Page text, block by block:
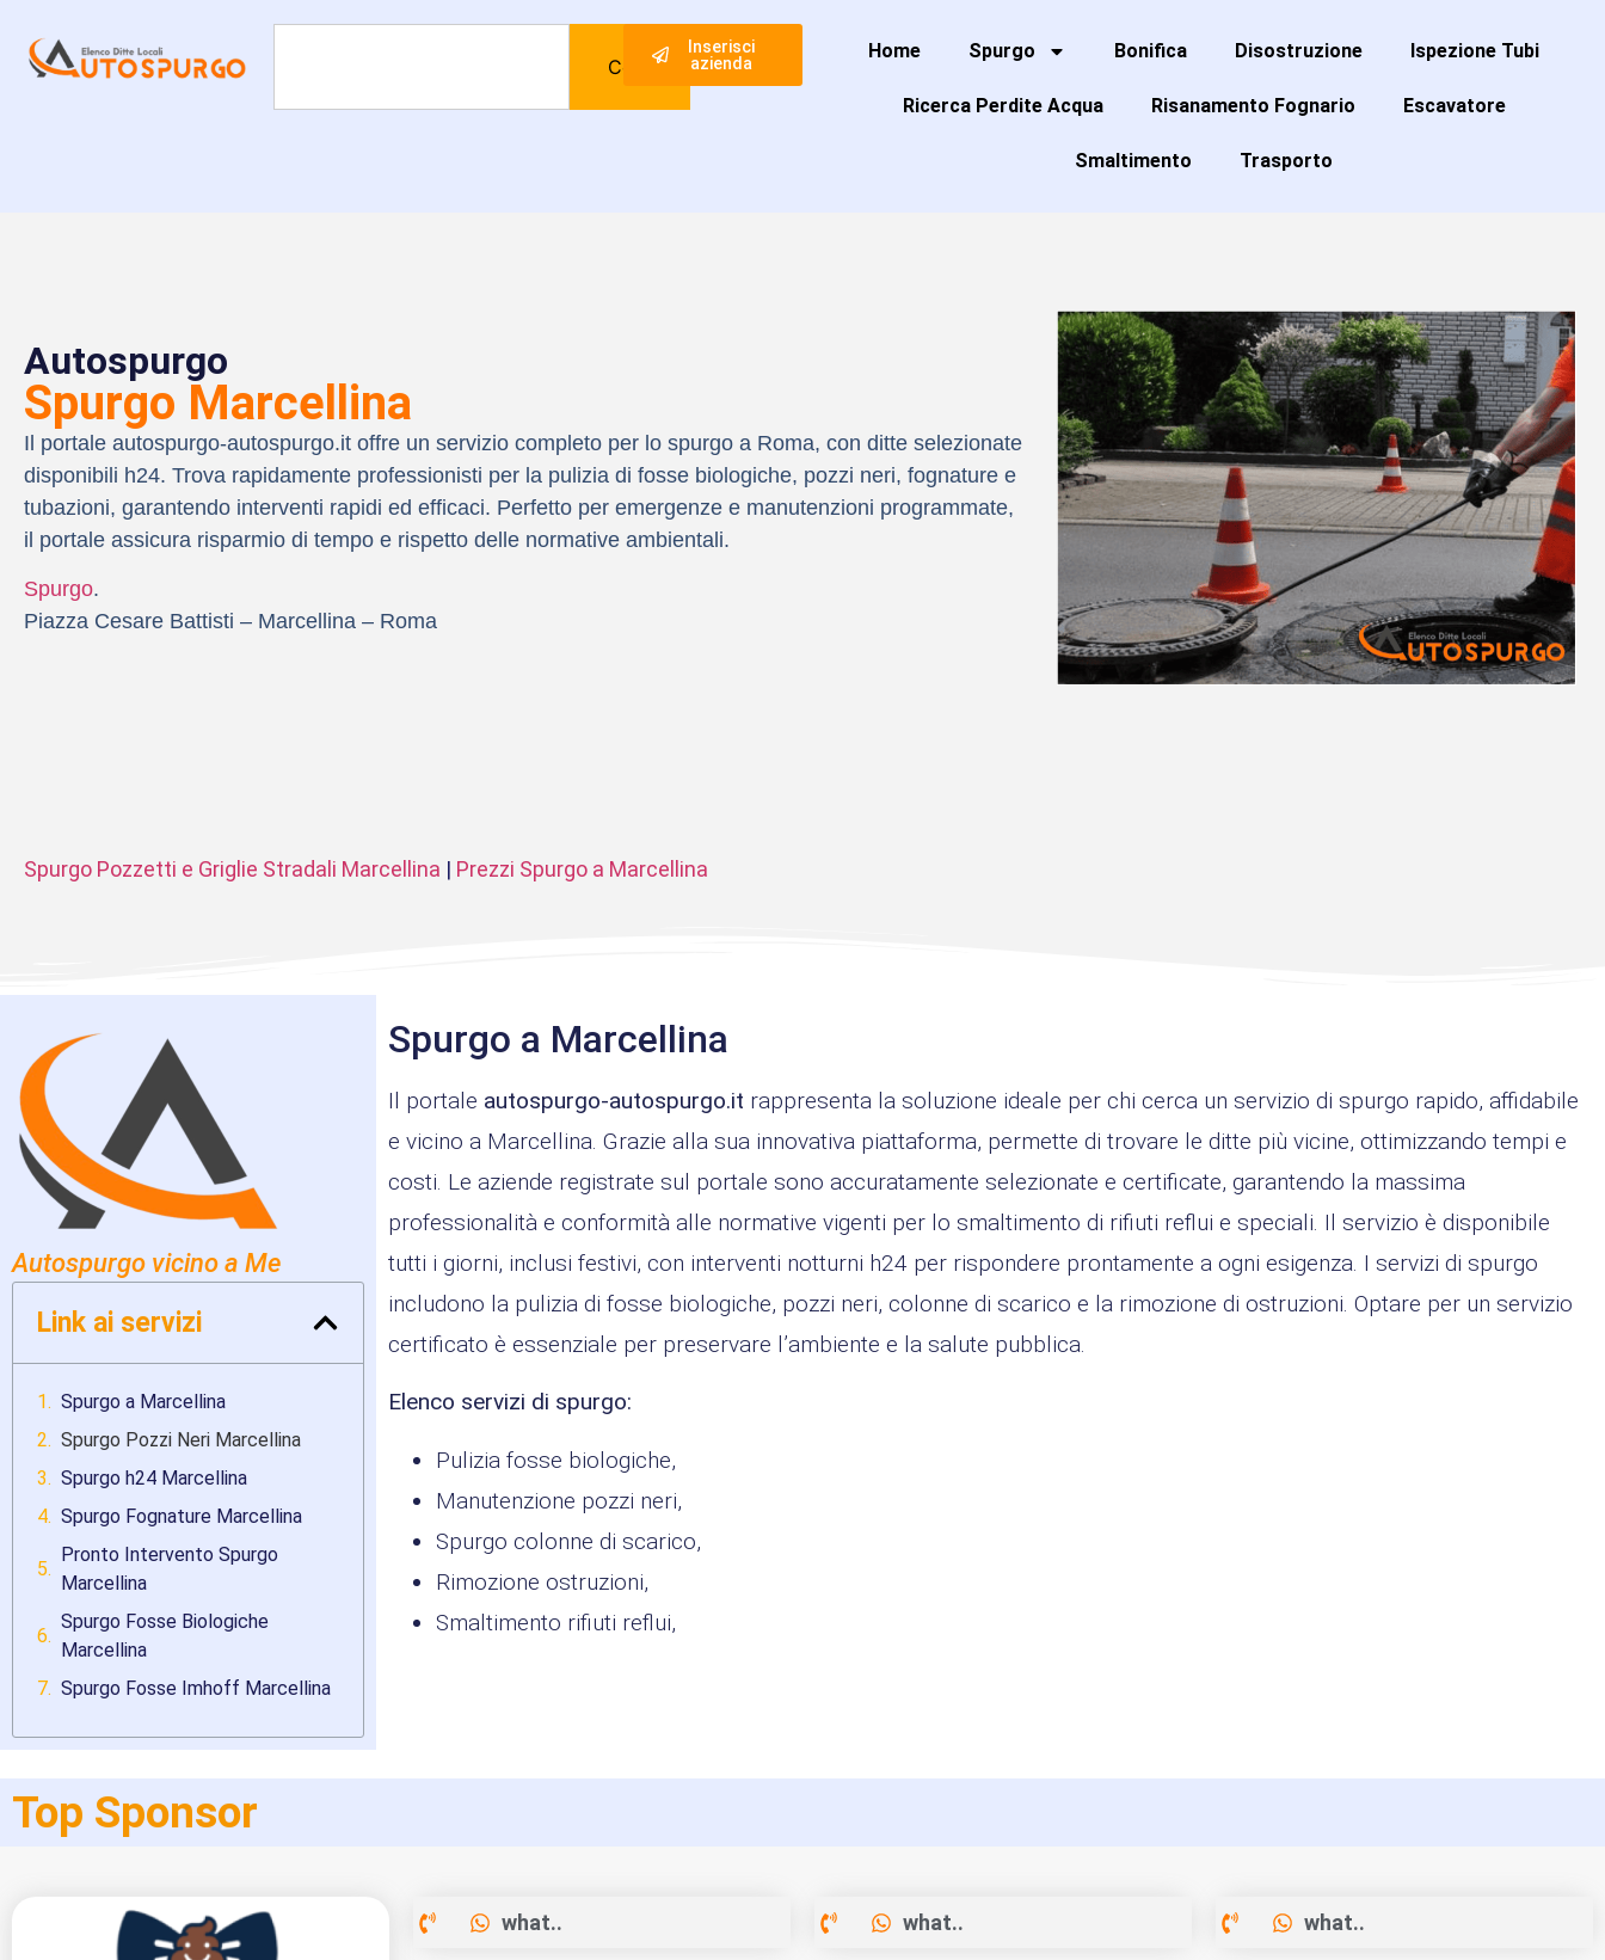
Cerca
Inserisci
azienda
Home Spurgo Bonifica Disostruzione Ispezione Tubi
Ricerca Perdite Acqua Risanamento Fognario Escavatore
Smaltimento Trasporto
Autospurgo
Spurgo Marcellina
Il portale autospurgo-autospurgo.it offre un servizio completo per lo spurgo a Roma, con ditte selezionate
disponibili h24. Trova rapidamente professionisti per la pulizia di fosse biologiche, pozzi neri, fognature e
tubazioni, garantendo interventi rapidi ed efficaci. Perfetto per emergenze e manutenzioni programmate,
il portale assicura risparmio di tempo e rispetto delle normative ambientali.
Spurgo.
Piazza Cesare Battisti – Marcellina – Roma
Spurgo Pozzetti e Griglie Stradali Marcellina | Prezzi Spurgo a Marcellina
Autospurgo vicino a Me
Link ai servizi
Spurgo a Marcellina
Spurgo Pozzi Neri Marcellina
Spurgo h24 Marcellina
Spurgo Fognature Marcellina
Pronto Intervento Spurgo
Marcellina
Spurgo Fosse Biologiche
Marcellina
Spurgo Fosse Imhoff Marcellina
Spurgo a Marcellina
Il portale autospurgo-autospurgo.it rappresenta la soluzione ideale per chi cerca un servizio di spurgo rapido, affidabile
e vicino a Marcellina. Grazie alla sua innovativa piattaforma, permette di trovare le ditte più vicine, ottimizzando tempi e
costi. Le aziende registrate sul portale sono accuratamente selezionate e certificate, garantendo la massima
professionalità e conformità alle normative vigenti per lo smaltimento di rifiuti reflui e speciali. Il servizio è disponibile
tutti i giorni, inclusi festivi, con interventi notturni h24 per rispondere prontamente a ogni esigenza. I servizi di spurgo
includono la pulizia di fosse biologiche, pozzi neri, colonne di scarico e la rimozione di ostruzioni. Optare per un servizio
certificato è essenziale per preservare l’ambiente e la salute pubblica.
Elenco servizi di spurgo:
Pulizia fosse biologiche,
Manutenzione pozzi neri,
Spurgo colonne di scarico,
Rimozione ostruzioni,
Smaltimento rifiuti reflui,
Top Sponsor
what.. what.. what..